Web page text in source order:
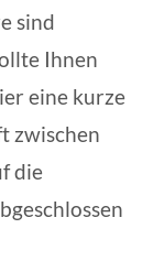
sind
Ihnen
eine kurze
zwischen
die